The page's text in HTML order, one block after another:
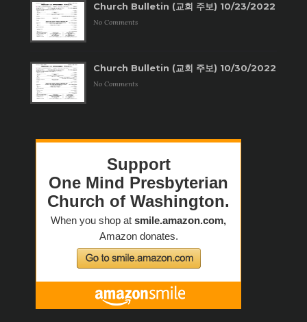
Church Bulletin (교회 주보) 10/23/2022
No Comments
Church Bulletin (교회 주보) 10/30/2022
No Comments